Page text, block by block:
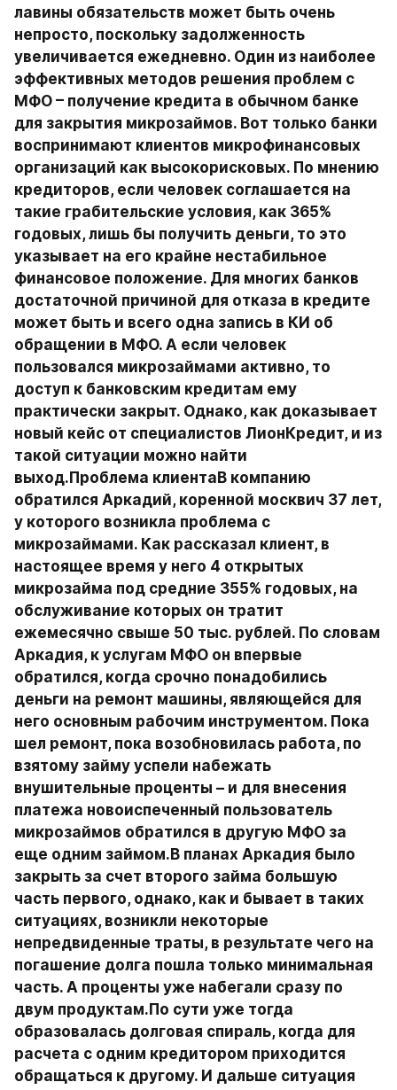
лавины обязательств может быть очень
непросто, поскольку задолженность
увеличивается ежедневно. Один из наиболее
эффективных методов решения проблем с
МФО – получение кредита в обычном банке
для закрытия микрозаймов. Вот только банки
воспринимают клиентов микрофинансовых
организаций как высокорисковых. По мнению
кредиторов, если человек соглашается на
такие грабительские условия, как 365%
годовых, лишь бы получить деньги, то это
указывает на его крайне нестабильное
финансовое положение. Для многих банков
достаточной причиной для отказа в кредите
может быть и всего одна запись в КИ об
обращении в МФО. А если человек
пользовался микрозаймами активно, то
доступ к банковским кредитам ему
практически закрыт. Однако, как доказывает
новый кейс от специалистов ЛионКредит, и из
такой ситуации можно найти
выход.Проблема клиентаВ компанию
обратился Аркадий, коренной москвич 37 лет,
у которого возникла проблема с
микрозаймами. Как рассказал клиент, в
настоящее время у него 4 открытых
микрозайма под средние 355% годовых, на
обслуживание которых он тратит
ежемесячно свыше 50 тыс. рублей. По словам
Аркадия, к услугам МФО он впервые
обратился, когда срочно понадобились
деньги на ремонт машины, являющейся для
него основным рабочим инструментом. Пока
шел ремонт, пока возобновилась работа, по
взятому займу успели набежать
внушительные проценты – и для внесения
платежа новоиспеченный пользователь
микрозаймов обратился в другую МФО за
еще одним займом.В планах Аркадия было
закрыть за счет второго займа большую
часть первого, однако, как и бывает в таких
ситуациях, возникли некоторые
непредвиденные траты, в результате чего на
погашение долга пошла только минимальная
часть. А проценты уже набегали сразу по
двум продуктам.По сути уже тогда
образовалась долговая спираль, когда для
расчета с одним кредитором приходится
обращаться к другому. И дальше ситуация